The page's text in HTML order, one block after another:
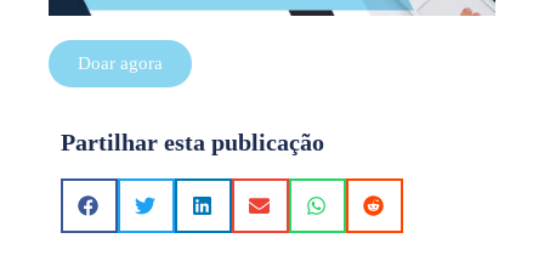
Doar agora
Partilhar esta publicação